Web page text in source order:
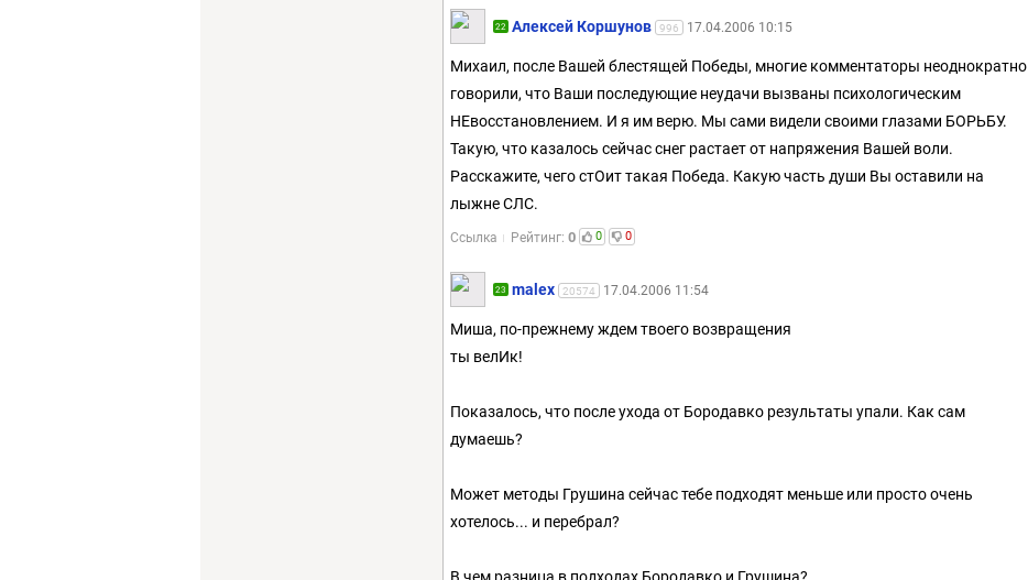
22 Алексей Коршунов 996 17.04.2006 10:15
Михаил, после Вашей блестящей Победы, многие комментаторы неоднократно
говорили, что Ваши последующие неудачи вызваны психологическим
НЕвосстановлением. И я им верю. Мы сами видели своими глазами БОРЬБУ.
Такую, что казалось сейчас снег растает от напряжения Вашей воли.
Расскажите, чего стОит такая Победа. Какую часть души Вы оставили на
лыжне СЛС.
Ссылка Рейтинг: 0 0 0
23 malex 20574 17.04.2006 11:54
Миша, по-прежнему ждем твоего возвращения
ты велИк!
Показалось, что после ухода от Бородавко результаты упали. Как сам
думаешь?
Может методы Грушина сейчас тебе подходят меньше или просто очень
хотелось... и перебрал?